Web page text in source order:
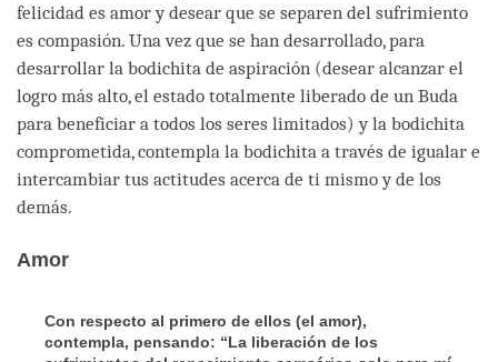
felicidad es amor y desear que se separen del sufrimiento
es compasión. Una vez que se han desarrollado, para
desarrollar la bodichita de aspiración (desear alcanzar el
logro más alto, el estado totalmente liberado de un Buda
para beneficiar a todos los seres limitados) y la bodichita
comprometida, contempla la bodichita a través de igualar e
intercambiar tus actitudes acerca de ti mismo y de los
demás.
Amor
Con respecto al primero de ellos (el amor),
contempla, pensando: “La liberación de los